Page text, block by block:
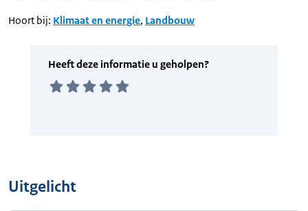
Hoort bij: Klimaat en energie, Landbouw
Uitgelicht